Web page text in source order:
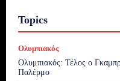
Topics
Ολυμπιακός
Ολυμπιακός: Τέλος ο
Παλέρμο